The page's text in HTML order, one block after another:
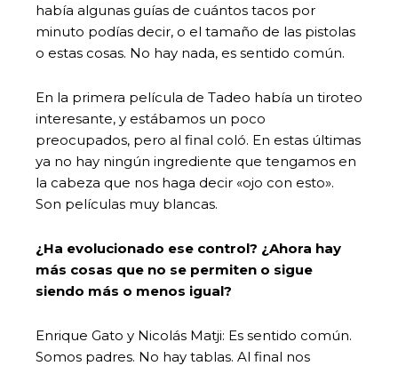
había algunas guías de cuántos tacos por
minuto podías decir, o el tamaño de las pistolas
o estas cosas. No hay nada, es sentido común.
En la primera película de Tadeo había un tiroteo
interesante, y estábamos un poco
preocupados, pero al final coló. En estas últimas
ya no hay ningún ingrediente que tengamos en
la cabeza que nos haga decir «ojo con esto».
Son películas muy blancas.
¿Ha evolucionado ese control? ¿Ahora hay
más cosas que no se permiten o sigue
siendo más o menos igual?
Enrique Gato y Nicolás Matji: Es sentido común.
Somos padres. No hay tablas. Al final nos